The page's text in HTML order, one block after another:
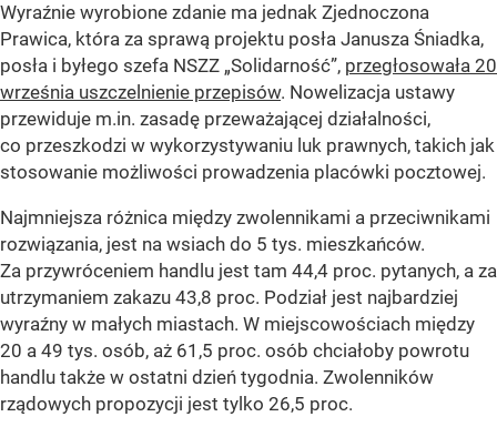
Wyraźnie wyrobione zdanie ma jednak Zjednoczona
Prawica, która za sprawą projektu posła Janusza Śniadka,
posła i byłego szefa NSZZ „Solidarność”, przegłosowała 20
września uszczelnienie przepisów. Nowelizacja ustawy
przewiduje m.in. zasadę przeważającej działalności,
co przeszkodzi w wykorzystywaniu luk prawnych, takich jak
stosowanie możliwości prowadzenia placówki pocztowej.
Najmniejsza różnica między zwolennikami a przeciwnikami
rozwiązania, jest na wsiach do 5 tys. mieszkańców.
Za przywróceniem handlu jest tam 44,4 proc. pytanych, a za
utrzymaniem zakazu 43,8 proc. Podział jest najbardziej
wyraźny w małych miastach. W miejscowościach między
20 a 49 tys. osób, aż 61,5 proc. osób chciałoby powrotu
handlu także w ostatni dzień tygodnia. Zwolenników
rządowych propozycji jest tylko 26,5 proc.